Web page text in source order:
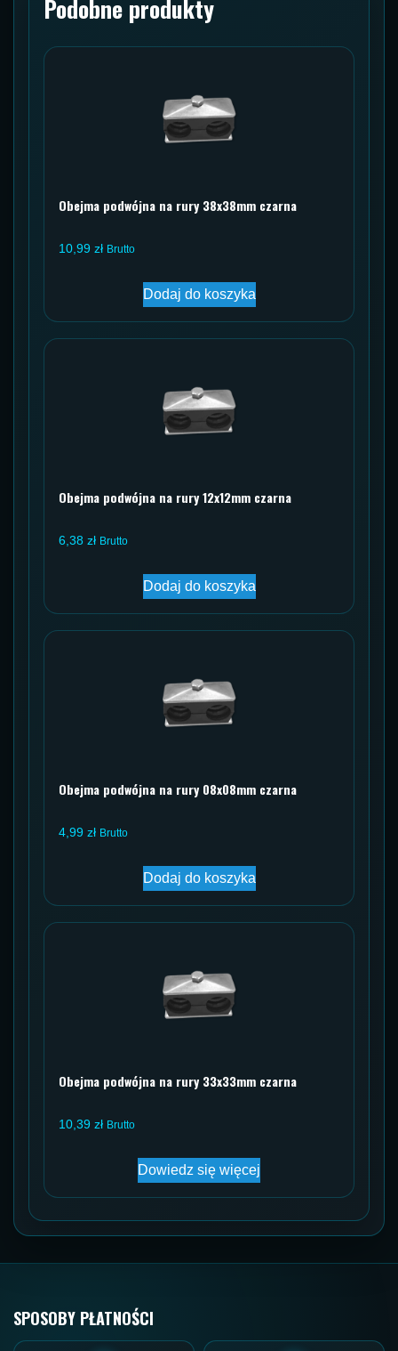
Podobne produkty
Obejma podwójna na rury 38x38mm czarna
10,99 zł Brutto
Dodaj do koszyka
Obejma podwójna na rury 12x12mm czarna
6,38 zł Brutto
Dodaj do koszyka
Obejma podwójna na rury 08x08mm czarna
4,99 zł Brutto
Dodaj do koszyka
Obejma podwójna na rury 33x33mm czarna
10,39 zł Brutto
Dowiedz się więcej
SPOSOBY PŁATNOŚCI